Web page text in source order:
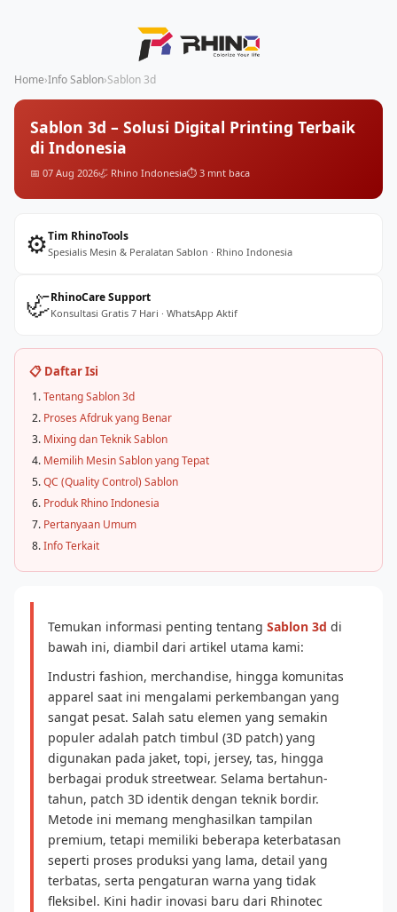
Home›Info Sablon›Sablon 3d
Sablon 3d – Solusi Digital Printing Terbaik
di Indonesia
📅 07 Aug 2026🦏 Rhino Indonesia⏱️ 3 mnt baca
⚙️Tim RhinoTools
Spesialis Mesin & Peralatan Sablon · Rhino Indonesia
🦏RhinoCare Support
Konsultasi Gratis 7 Hari · WhatsApp Aktif
📋 Daftar Isi
Tentang Sablon 3d
Proses Afdruk yang Benar
Mixing dan Teknik Sablon
Memilih Mesin Sablon yang Tepat
QC (Quality Control) Sablon
Produk Rhino Indonesia
Pertanyaan Umum
Info Terkait
Temukan informasi penting tentang Sablon 3d di
bawah ini, diambil dari artikel utama kami:
Industri fashion, merchandise, hingga komunitas
apparel saat ini mengalami perkembangan yang
sangat pesat. Salah satu elemen yang semakin
populer adalah patch timbul (3D patch) yang
digunakan pada jaket, topi, jersey, tas, hingga
berbagai produk streetwear. Selama bertahun-
tahun, patch 3D identik dengan teknik bordir.
Metode ini memang menghasilkan tampilan
premium, tetapi memiliki beberapa keterbatasan
seperti proses produksi yang lama, detail yang
terbatas, serta pengaturan warna yang tidak
fleksibel. Kini hadir inovasi baru dari Rhinotec